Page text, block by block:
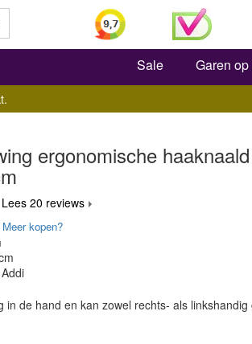
Zoeken
Sale Garen
ergonomische
Lees 20 reviews
Meer kopen?
in de hand en kan zowel rechts- als linkshandig